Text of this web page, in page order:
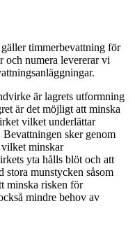
timmerbevattning för
och numera levererar vi
är lagrets utformning
är det möjligt att minska
vilket underlättar
sker genom
minskar
yta hålls blöt och att
stora munstycken såsom
minska risken för
mindre behov av